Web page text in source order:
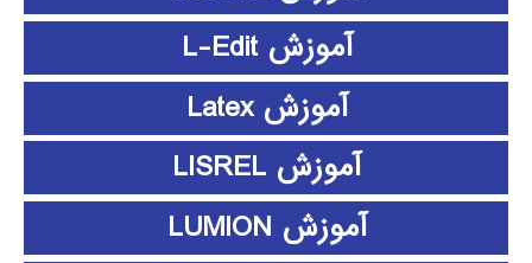
آموزش L-Edit
آموزش Latex
آموزش LISREL
آموزش LUMION